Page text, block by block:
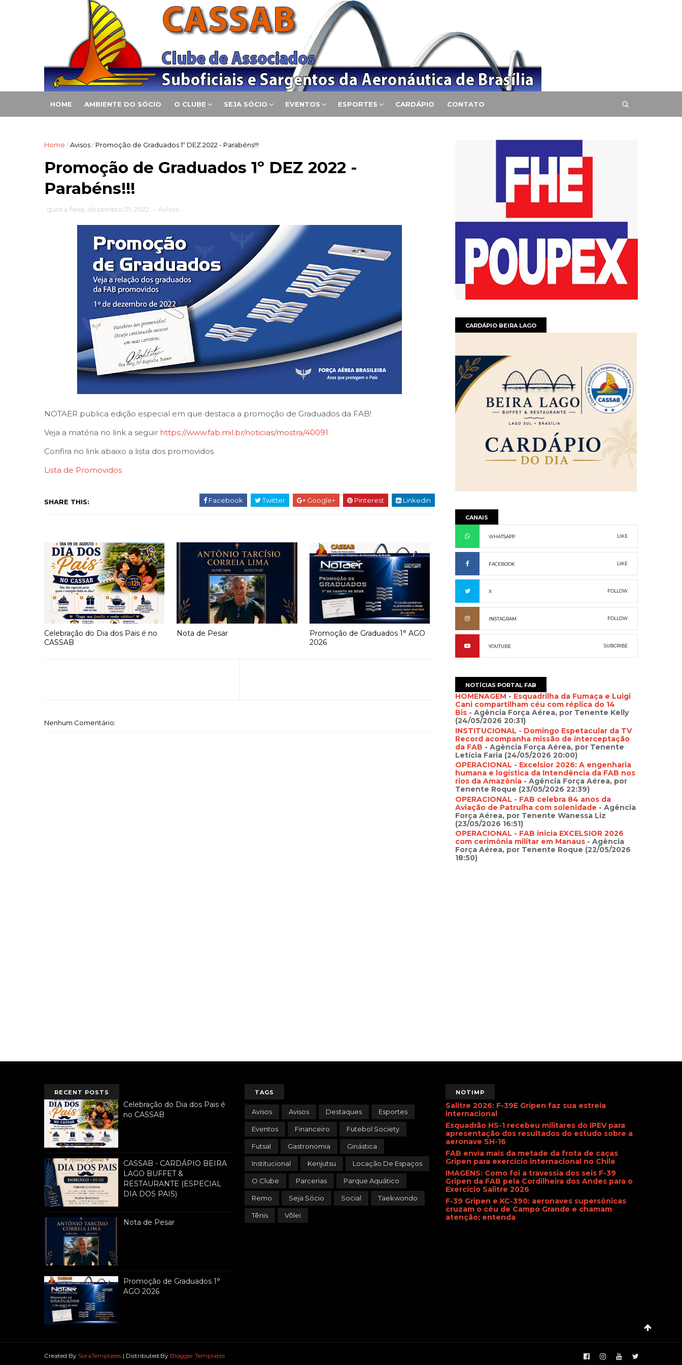
HOME AMBIENTE DO SÓCIO O CLUBE SEJA SÓCIO EVENTOS ESPORTES CARDÁPIO CONTATO
Home /Avisos/ Promoção de Graduados 1º DEZ 2022 - Parabéns!!!
Promoção de Graduados 1º DEZ 2022 -
Parabéns!!!
quinta-feira, dezembro 01, 2022 - Avisos
NOTAER publica edição especial em que destaca a promoção de Graduados da FAB!
Veja a matéria no link a seguir https://www.fab.mil.br/noticias/mostra/40091
Confira no link abaixo a lista dos promovidos
Lista de Promovidos
SHARE THIS: Facebook Twitter Google+ Pinterest Linkedin
Celebração do Dia dos Pais é no
CASSAB
Nota de Pesar
Promoção de Graduados 1° AGO
2026
Nenhum Comentário:
CARDÁPIO BEIRA LAGO
CANAIS
WHATSAPP LIKE
FACEBOOK LIKE
X FOLLOW
INSTAGRAM FOLLOW
YOUTUBE SUBCRIBE
NOTÍCIAS PORTAL FAB
HOMENAGEM - Esquadrilha da Fumaça e Luigi
Cani compartilham céu com réplica do 14
Bis - Agência Força Aérea, por Tenente Kelly
(24/05/2026 20:31)
INSTITUCIONAL - Domingo Espetacular da TV
Record acompanha missão de interceptação
da FAB - Agência Força Aérea, por Tenente
Letícia Faria (24/05/2026 20:00)
OPERACIONAL - Excelsior 2026: A engenharia
humana e logística da Intendência da FAB nos
rios da Amazônia - Agência Força Aérea, por
Tenente Roque (23/05/2026 22:39)
OPERACIONAL - FAB celebra 84 anos da
Aviação de Patrulha com solenidade - Agência
Força Aérea, por Tenente Wanessa Liz
(23/05/2026 16:51)
OPERACIONAL - FAB inicia EXCELSIOR 2026
com cerimônia militar em Manaus - Agência
Força Aérea, por Tenente Roque (22/05/2026
18:50)
RECENT POSTS
Celebração do Dia dos Pais é
no CASSAB
CASSAB - CARDÁPIO BEIRA
LAGO BUFFET &
RESTAURANTE (ESPECIAL
DIA DOS PAIS)
Nota de Pesar
Promoção de Graduados 1°
AGO 2026
TAGS
Avisos Avisos Destaques Esportes
Eventos Financeiro Futebol Society
Futsal Gastronomia Ginástica
Institucional Kenjutsu Locação De Espaços
O Clube Parcerias Parque Aquático
Remo Seja Sócio Social Taekwondo
Tênis Vôlei
NOTIMP
Salitre 2026: F-39E Gripen faz sua estreia
internacional
Esquadrão HS-1 recebeu militares do IPEV para
apresentação dos resultados do estudo sobre a
aeronave SH-16
FAB envia mais da metade da frota de caças
Gripen para exercício internacional no Chile
IMAGENS: Como foi a travessia dos seis F-39
Gripen da FAB pela Cordilheira dos Andes para o
Exercício Salitre 2026
F-39 Gripen e KC-390: aeronaves supersônicas
cruzam o céu de Campo Grande e chamam
atenção; entenda
Created By SoraTemplates | Distributed By Blogger Templates